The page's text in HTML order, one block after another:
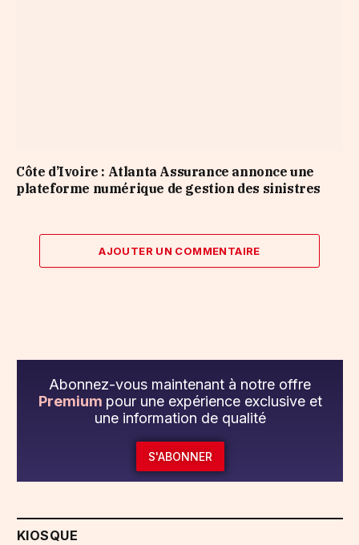
Côte d’Ivoire : Atlanta Assurance annonce une
plateforme numérique de gestion des sinistres
AJOUTER UN COMMENTAIRE
Abonnez-vous maintenant à notre offre
Premium pour une expérience exclusive et
une information de qualité
S'ABONNER
KIOSQUE